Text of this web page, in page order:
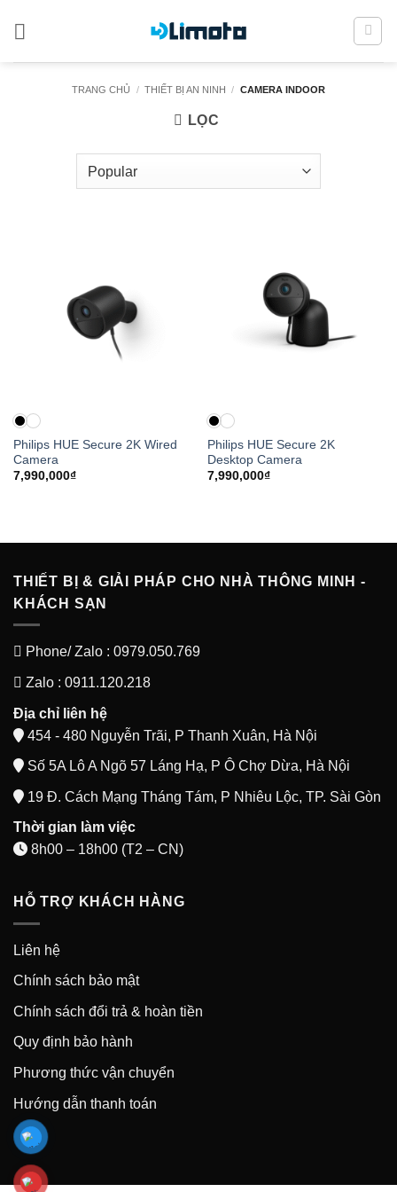
TRANG CHỦ / THIẾT BỊ AN NINH / CAMERA INDOOR
LỌC
Philips HUE Secure 2K Wired
Camera
7,990,000₫
Philips HUE Secure 2K
Desktop Camera
7,990,000₫
THIẾT BỊ & GIẢI PHÁP CHO NHÀ THÔNG MINH -
KHÁCH SẠN
Phone/ Zalo : 0979.050.769
Zalo : 0911.120.218
Địa chỉ liên hệ
454 - 480 Nguyễn Trãi, P Thanh Xuân, Hà Nội
Số 5A Lô A Ngõ 57 Láng Hạ, P Ô Chợ Dừa, Hà Nội
19 Đ. Cách Mạng Tháng Tám, P Nhiêu Lộc, TP. Sài Gòn
Thời gian làm việc
8h00 – 18h00 (T2 – CN)
HỖ TRỢ KHÁCH HÀNG
Liên hệ
Chính sách bảo mật
Chính sách đổi trả & hoàn tiền
Quy định bảo hành
Phương thức vận chuyển
Hướng dẫn thanh toán